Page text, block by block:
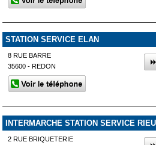
STATION SERVICE ELAN
8 RUE BARRE
35600 - REDON
INTERMARCHE STATION SERVICE
2 RUE BRIQUETERIE